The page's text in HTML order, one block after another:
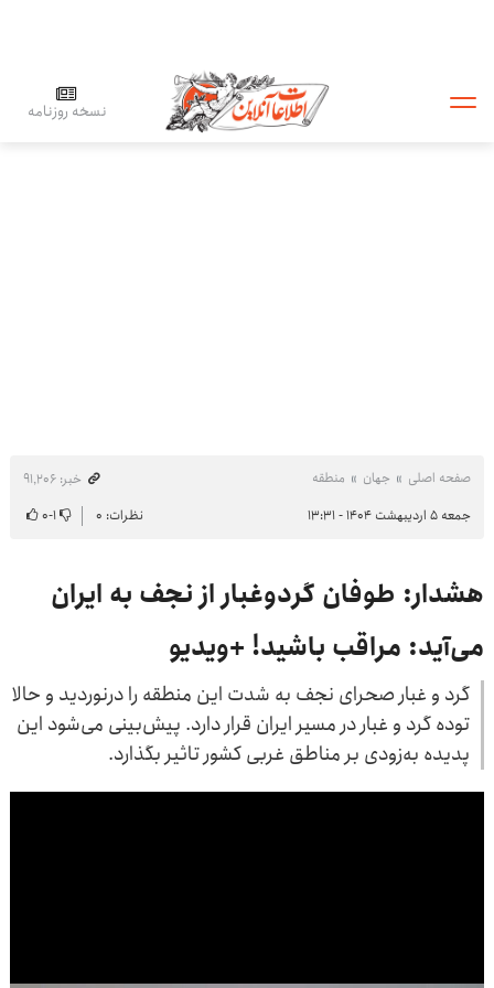
نسخه روزنامه
صفحه اصلی جهان منطقه
خبر: ۹۱٬۲۰۶
جمعه ۵ اردیبهشت ۱۴۰۴ - ۱۳:۳۱
نظرات: ۰ ۱-۰
هشدار: طوفان گردوغبار از نجف به ایران
می‌آید: مراقب باشید! +ویدیو
گرد و غبار صحرای نجف به شدت این منطقه را درنوردید و حالا
توده گرد و غبار در مسیر ایران قرار دارد. پیش‌بینی می‌شود این
پدیده به‌زودی بر مناطق غربی کشور تاثیر بگذارد.